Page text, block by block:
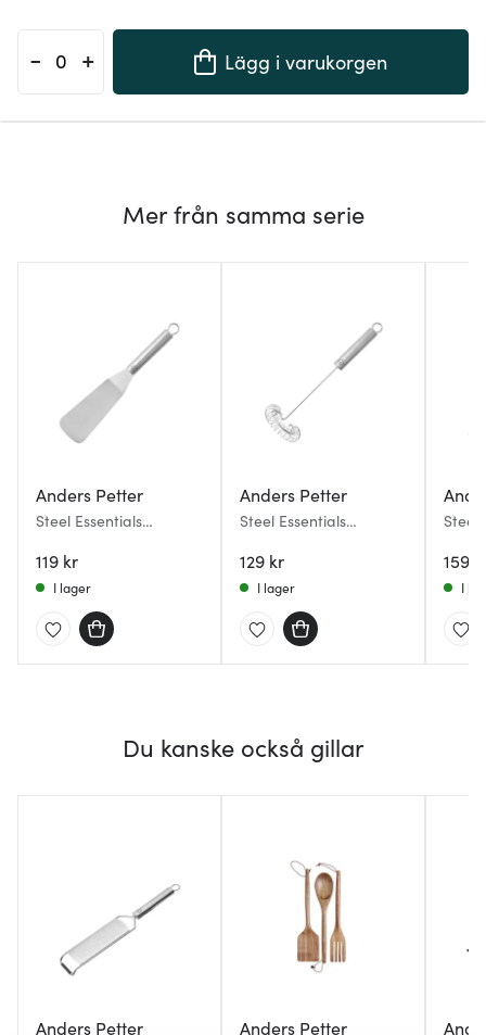
- + Lägg i varukorgen
Mer från samma serie
Anders Petter
Steel Essentials
119 kr
I lager
Anders Petter
Steel Essentials
129 kr
I lager
Steel
159
I
Du kanske också gillar
Anders Petter Anders Petter